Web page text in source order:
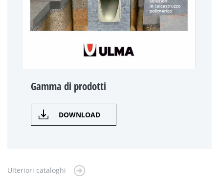
Gamma di prodotti
DOWNLOAD
Ulteriori cataloghi